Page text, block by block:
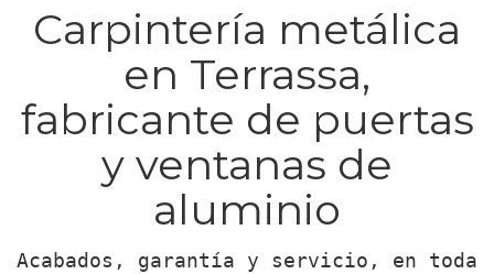
Carpintería metálica
en Terrassa,
fabricante de puertas
y ventanas de
aluminio
Acabados, garantía y servicio, en toda